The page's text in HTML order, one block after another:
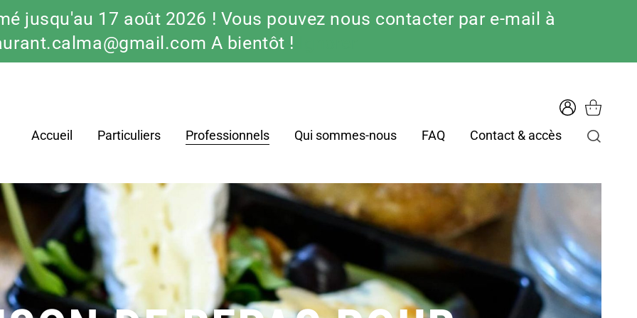
jusqu'au 17 août 2026 ! Vous pouvez nous contacter par e-mail à
A bientôt !
Accueil Particuliers Professionnels Qui sommes-nous FAQ Contact & accès